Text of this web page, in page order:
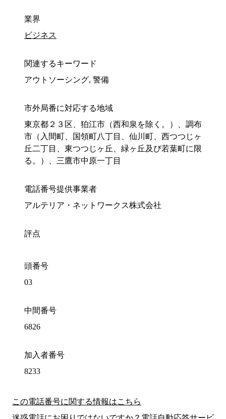
業界
ビジネス
関連するキーワード
アウトソーシング, 警備
市外局番に対応する地域
東京都２３区、狛江市（西和泉を除く。）、調布
市（入間町、国領町八丁目、仙川町、西つつじヶ
丘二丁目、東つつじヶ丘、緑ヶ丘及び若葉町に限
る。）、三鷹市中原一丁目
電話番号提供事業者
アルテリア・ネットワークス株式会社
評点
頭番号
03
中間番号
6826
加入者番号
8233
この電話番号に関する情報はこちら